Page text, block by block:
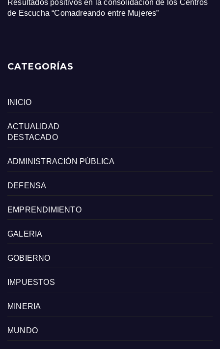
Resultados positivos en la consolidación de los Centros
de Escucha “Comadreando entre Mujeres”
CATEGORÍAS
INICIO
ACTUALIDAD
DESTACADO
ADMINISTRACIÓN PÚBLICA
DEFENSA
EMPRENDIMIENTO
GALERIA
GOBIERNO
IMPUESTOS
MINERIA
MUNDO